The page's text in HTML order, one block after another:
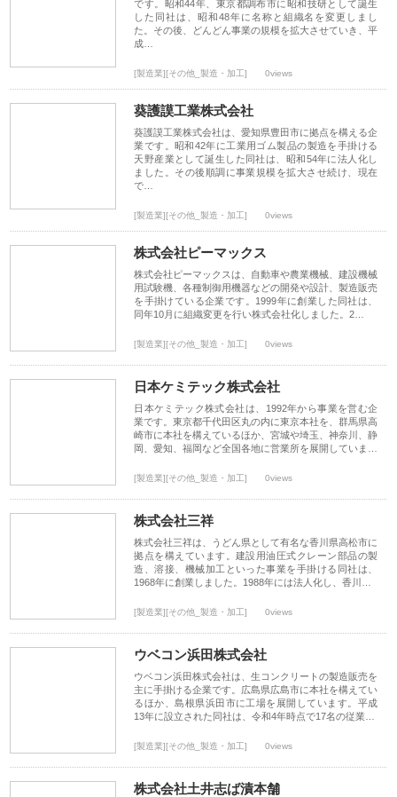
です。昭和44年、東京都調布市に昭和技研として誕生
した同社は、昭和48年に名称と組織名を変更しまし
た。その後、どんどん事業の規模を拡大させていき、平
成…
[製造業][その他_製造・加工] 0views
葵護謨工業株式会社
葵護謨工業株式会社は、愛知県豊田市に拠点を構える企
業です。昭和42年に工業用ゴム製品の製造を手掛ける
天野産業として誕生した同社は、昭和54年に法人化し
ました。その後順調に事業規模を拡大させ続け、現在
で…
[製造業][その他_製造・加工] 0views
株式会社ピーマックス
株式会社ピーマックスは、自動車や農業機械、建設機械
用試験機、各種制御用機器などの開発や設計、製造販売
を手掛けている企業です。1999年に創業した同社は、
同年10月に組織変更を行い株式会社化しました。2…
[製造業][その他_製造・加工] 0views
日本ケミテック株式会社
日本ケミテック株式会社は、1992年から事業を営む企
業です。東京都千代田区丸の内に東京本社を、群馬県高
崎市に本社を構えているほか、宮城や埼玉、神奈川、静
岡、愛知、福岡など全国各地に営業所を展開していま…
[製造業][その他_製造・加工] 0views
株式会社三祥
株式会社三祥は、うどん県として有名な香川県高松市に
拠点を構えています。建設用油圧式クレーン部品の製
造、溶接、機械加工といった事業を手掛ける同社は、
1968年に創業しました。1988年には法人化し、香川…
[製造業][その他_製造・加工] 0views
ウベコン浜田株式会社
ウベコン浜田株式会社は、生コンクリートの製造販売を
主に手掛ける企業です。広島県広島市に本社を構えてい
るほか、島根県浜田市に工場を展開しています。平成
13年に設立された同社は、令和4年時点で17名の従業…
[製造業][その他_製造・加工] 0views
株式会社土井志ば漬本舗